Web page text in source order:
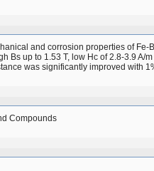
and corrosion properties of Fe-
Bs up to 1.53 T, low Hc of 2.8-3.9 A/
was significantly improved with
Compounds